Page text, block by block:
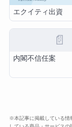
エクイティ出資
📄
内閣不信任案
※本記事に掲載している情